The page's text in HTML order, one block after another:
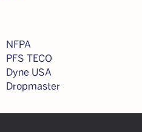
NFPA
PFS TECO
Dyne USA
Dropmaster